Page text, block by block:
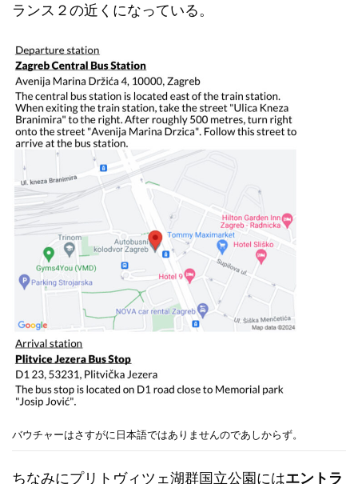
ランス２の近くになっている。
バウチャーはさすがに日本語ではありませんのであしからず。
ちなみにプリトヴィツェ湖群国立公園にはエントラ